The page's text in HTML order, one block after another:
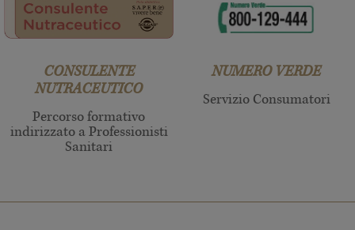
CONSULENTE
NUTRACEUTICO
Percorso formativo
indirizzato a Professionisti
Sanitari
NUMERO VERDE
Servizio Consumatori